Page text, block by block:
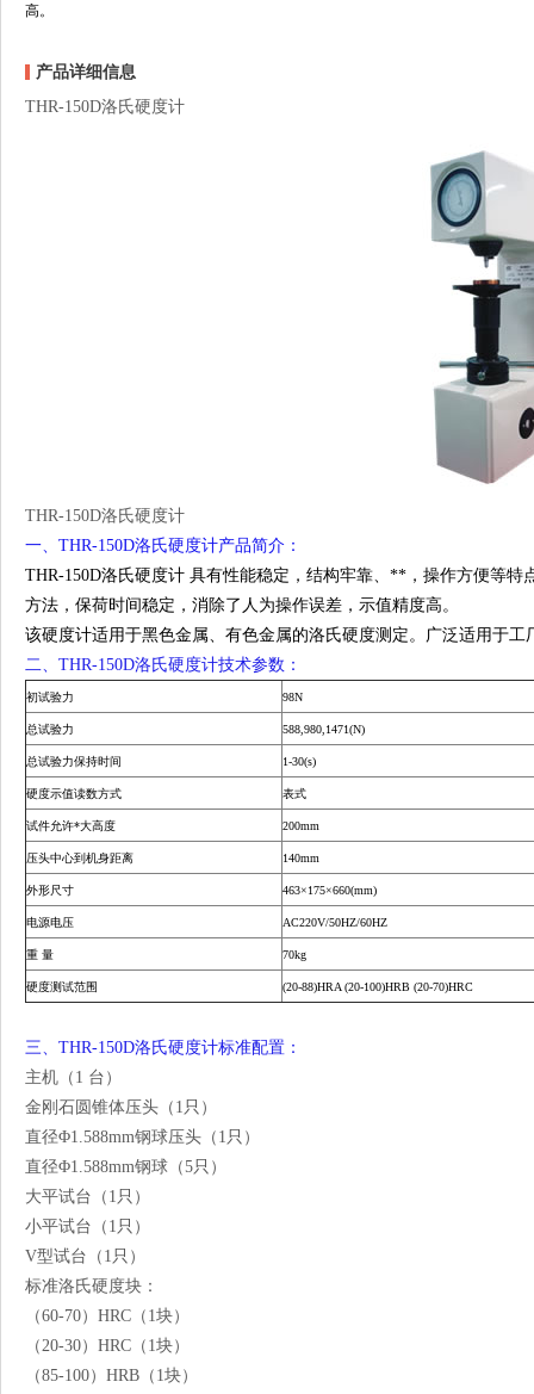
高。
产品详细信息
THR-150D洛氏硬度计
THR-150D洛氏硬度计
一、THR-150D洛氏硬度计产品简介：
THR-150D洛氏硬度计 具有性能稳定，结构牢靠、**，操作方便等特
方法，保荷时间稳定，消除了人为操作误差，示值精度高。
该硬度计适用于黑色金属、有色金属的洛氏硬度测定。广泛适用于工
二、THR-150D洛氏硬度计技术参数：
初试验力 98N
总试验力 588,980,1471(N)
总试验力保持时间 1-30(s)
硬度示值读数方式 表式
试件允许*大高度 200mm
压头中心到机身距离 140mm
外形尺寸 463×175×660(mm)
电源电压 AC220V/50HZ/60HZ
重 量 70kg
硬度测试范围 (20-88)HRA (20-100)HRB (20-70)HRC
三、THR-150D洛氏硬度计标准配置：
主机（1 台）
金刚石圆锥体压头（1只）
直径Φ1.588mm钢球压头（1只）
直径Φ1.588mm钢球（5只）
大平试台（1只）
小平试台（1只）
V型试台（1只）
标准洛氏硬度块：
（60-70）HRC（1块）
（20-30）HRC（1块）
（85-100）HRB（1块）